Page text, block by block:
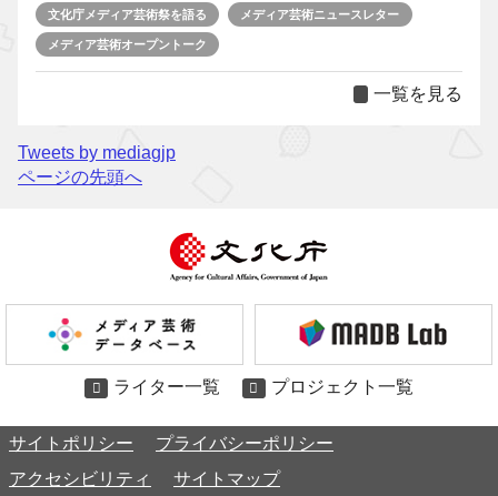
文化庁メディア芸術祭を語る メディア芸術ニュースレター
メディア芸術オープントーク
一覧を見る
Tweets by mediagjp
ページの先頭へ
ライター一覧 プロジェクト一覧
サイトポリシー
プライバシーポリシー
アクセシビリティ
サイトマップ